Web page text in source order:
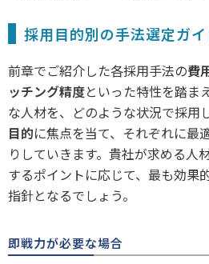
採用目的別の手法選定ガイ
前章でご紹介した各採用手法の費
ッチング精度といった特性を踏ま
な人材を、どのような状況で採用
目的に焦点を当て、それぞれに最
りしていきます。貴社が求める人
するポイントに応じて、最も効果
指針となるでしょう。
即戦力が必要な場合